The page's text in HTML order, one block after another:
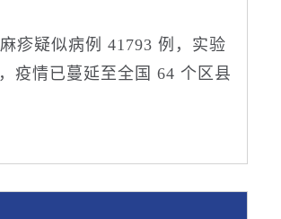
疹疑似病例 41793 例，实验
疫情已蔓延至全国 64 个区县